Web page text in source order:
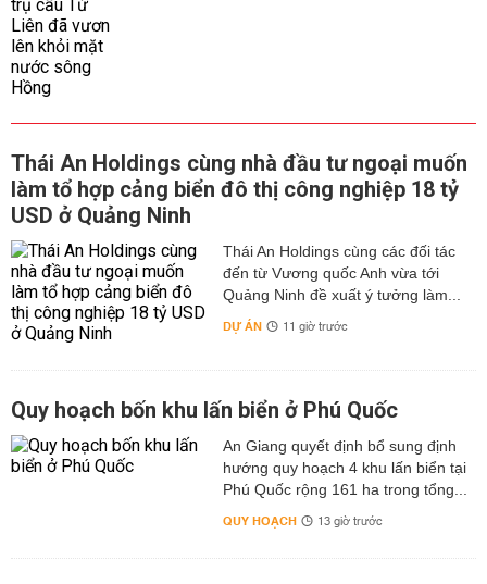
Thái An Holdings cùng nhà đầu tư ngoại muốn
làm tổ hợp cảng biển đô thị công nghiệp 18 tỷ
USD ở Quảng Ninh
Thái An Holdings cùng các đối tác
đến từ Vương quốc Anh vừa tới
Quảng Ninh đề xuất ý tưởng làm...
DỰ ÁN 11 giờ trước
Quy hoạch bốn khu lấn biển ở Phú Quốc
An Giang quyết định bổ sung định
hướng quy hoạch 4 khu lấn biển tại
Phú Quốc rộng 161 ha trong tổng...
QUY HOẠCH 13 giờ trước